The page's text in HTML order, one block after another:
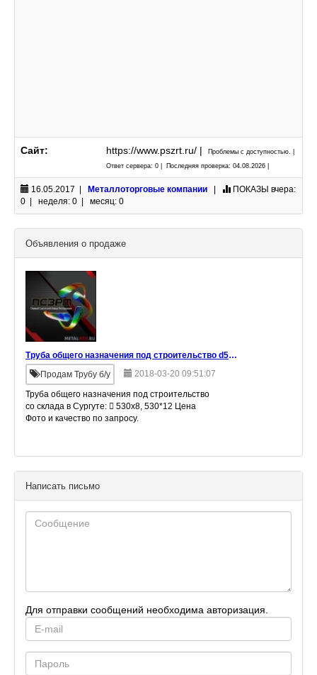
Сайт: https://www.pszrt.ru/ |
Проблемы с доступностью. |
Ответ сервера: 0 | Последняя проверка: 04.08.2026 |
16.05.2017 | Металлоторговые компании ПОКАЗЫ вчера:
0 | неделя: 0 | месяц: 0
Объявления о продаже
Труба общего назначения под строительство d530 в ассортименте
Продам Трубу б/у
2018-03-20 09:51:07
Труба общего назначения под строительство
со склада в Сургуте:  530х8, 530*12 Цена
Фото и качество по запросу.
Написать письмо
Для отправки сообщений необходима авторизация.
mail
Password